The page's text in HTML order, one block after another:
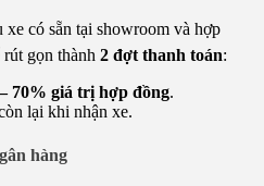
xe có sẵn tại showroom và hợp
gọn thành 2 đợt thanh toán:
70% giá trị hợp đồng.
lại khi nhận xe.
hàng